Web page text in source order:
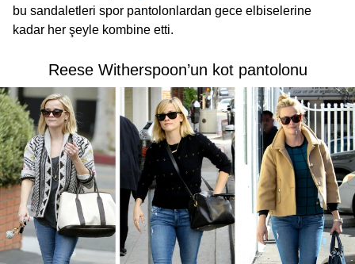
bu sandaletleri spor pantolonlardan gece elbiselerine
kadar her şeyle kombine etti.
Reese Witherspoon’un kot pantolonu